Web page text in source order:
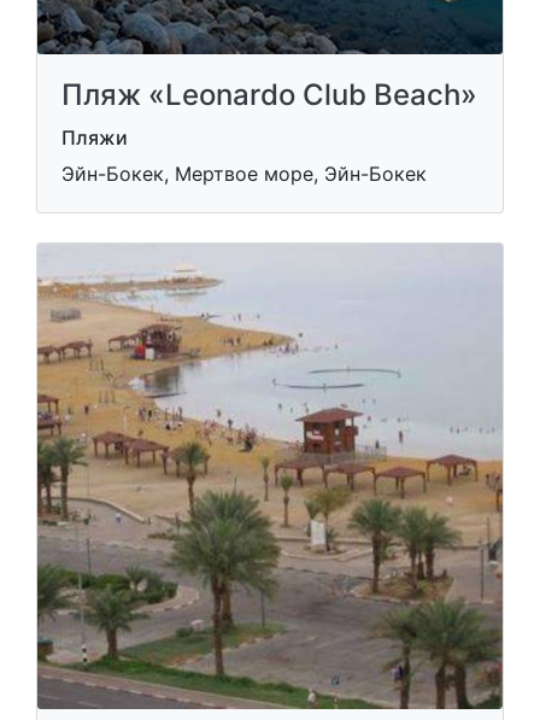
Пляж «Leonardo Club Beach»
Пляжи
Эйн-Бокек, Мертвое море, Эйн-Бокек